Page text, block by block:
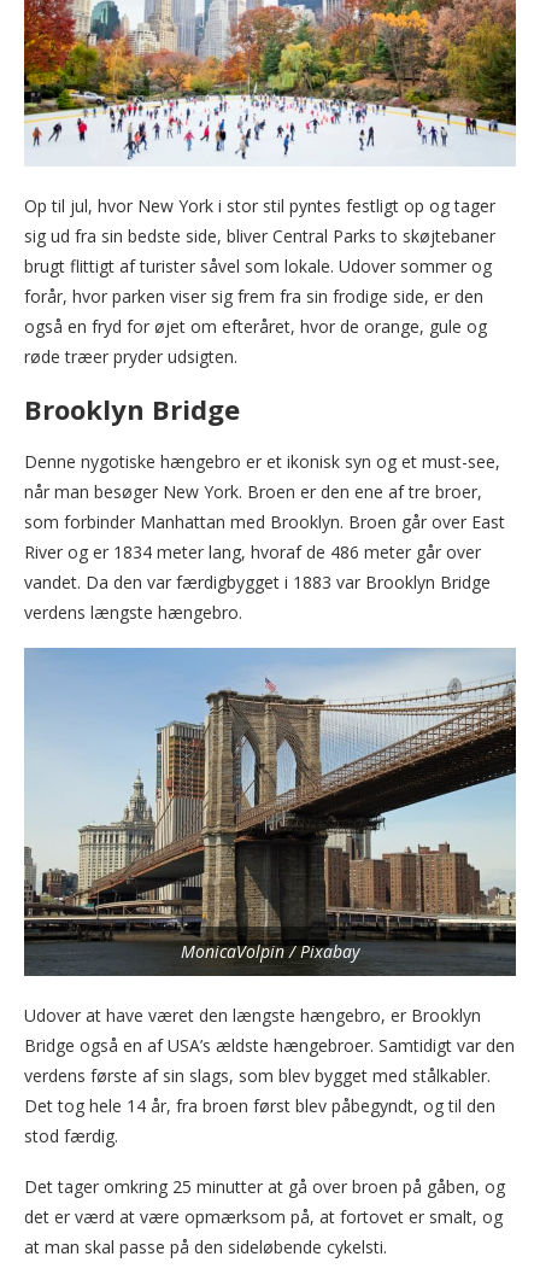
Op til jul, hvor New York i stor stil pyntes festligt op og tager
sig ud fra sin bedste side, bliver Central Parks to skøjtebaner
brugt flittigt af turister såvel som lokale. Udover sommer og
forår, hvor parken viser sig frem fra sin frodige side, er den
også en fryd for øjet om efteråret, hvor de orange, gule og
røde træer pryder udsigten.
Brooklyn Bridge
Denne nygotiske hængebro er et ikonisk syn og et must-see,
når man besøger New York. Broen er den ene af tre broer,
som forbinder Manhattan med Brooklyn. Broen går over East
River og er 1834 meter lang, hvoraf de 486 meter går over
vandet. Da den var færdigbygget i 1883 var Brooklyn Bridge
verdens længste hængebro.
MonicaVolpin / Pixabay
Udover at have været den længste hængebro, er Brooklyn
Bridge også en af USA’s ældste hængebroer. Samtidigt var den
verdens første af sin slags, som blev bygget med stålkabler.
Det tog hele 14 år, fra broen først blev påbegyndt, og til den
stod færdig.
Det tager omkring 25 minutter at gå over broen på gåben, og
det er værd at være opmærksom på, at fortovet er smalt, og
at man skal passe på den sideløbende cykelsti.